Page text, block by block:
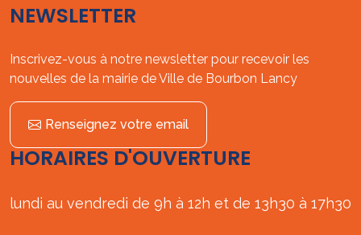
NEWSLETTER
Inscrivez-vous à notre newsletter pour recevoir les
nouvelles de la mairie de Ville de Bourbon Lancy
Renseignez votre email
HORAIRES D'OUVERTURE
lundi au vendredi de 9h à 12h et de 13h30 à 17h30